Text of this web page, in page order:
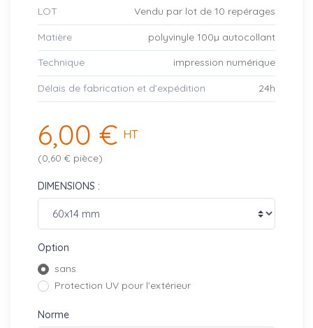
LOT Vendu par lot de 10 repérages
Matière polyvinyle 100µ autocollant
Technique impression numérique
Délais de fabrication et d’expédition 24h
6,00 € HT
(0,60 € pièce)
DIMENSIONS :
Option
sans
Protection UV pour l'extérieur
Norme